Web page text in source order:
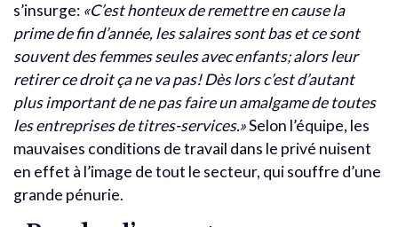
s’insurge: «C’est honteux de remettre en cause la
prime de fin d’année, les salaires sont bas et ce sont
souvent des femmes seules avec enfants; alors leur
retirer ce droit ça ne va pas! Dès lors c’est d’autant
plus important de ne pas faire un amalgame de toutes
les entreprises de titres-services.»Selon l’équipe, les
mauvaises conditions de travail dans le privé nuisent
en effet à l’image de tout le secteur, qui souffre d’une
grande pénurie.